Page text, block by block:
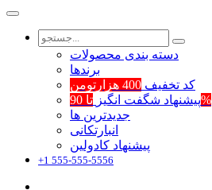
دسته بندی محصولات
برند‌ها
کد تخفیف 400 هزارتومن
پیشنهاد شگفت انگیزتا 90%
جدیدترین ها
انبارتکانی
پیشنهاد کادولین
+1 555-555-5556